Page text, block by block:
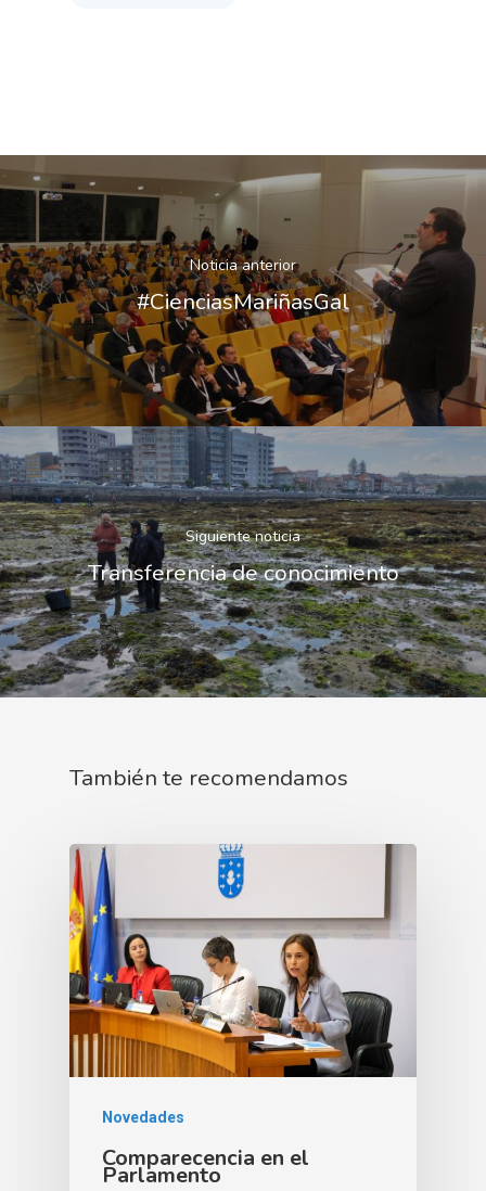
Noticia anterior
#CienciasMariñasGal
Siguiente noticia
Transferencia de conocimiento
También te recomendamos
Novedades
Comparecencia en el
Parlamento